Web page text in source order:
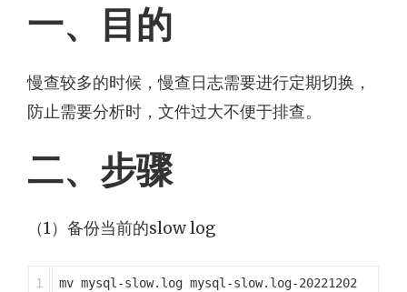
一、目的
慢查较多的时候，慢查日志需要进行定期切换，
防止需要分析时，文件过大不便于排查。
二、步骤
（1）备份当前的slow log